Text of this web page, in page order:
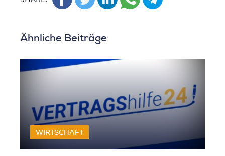
Ähnliche Beiträge
WIRTSCHAFT